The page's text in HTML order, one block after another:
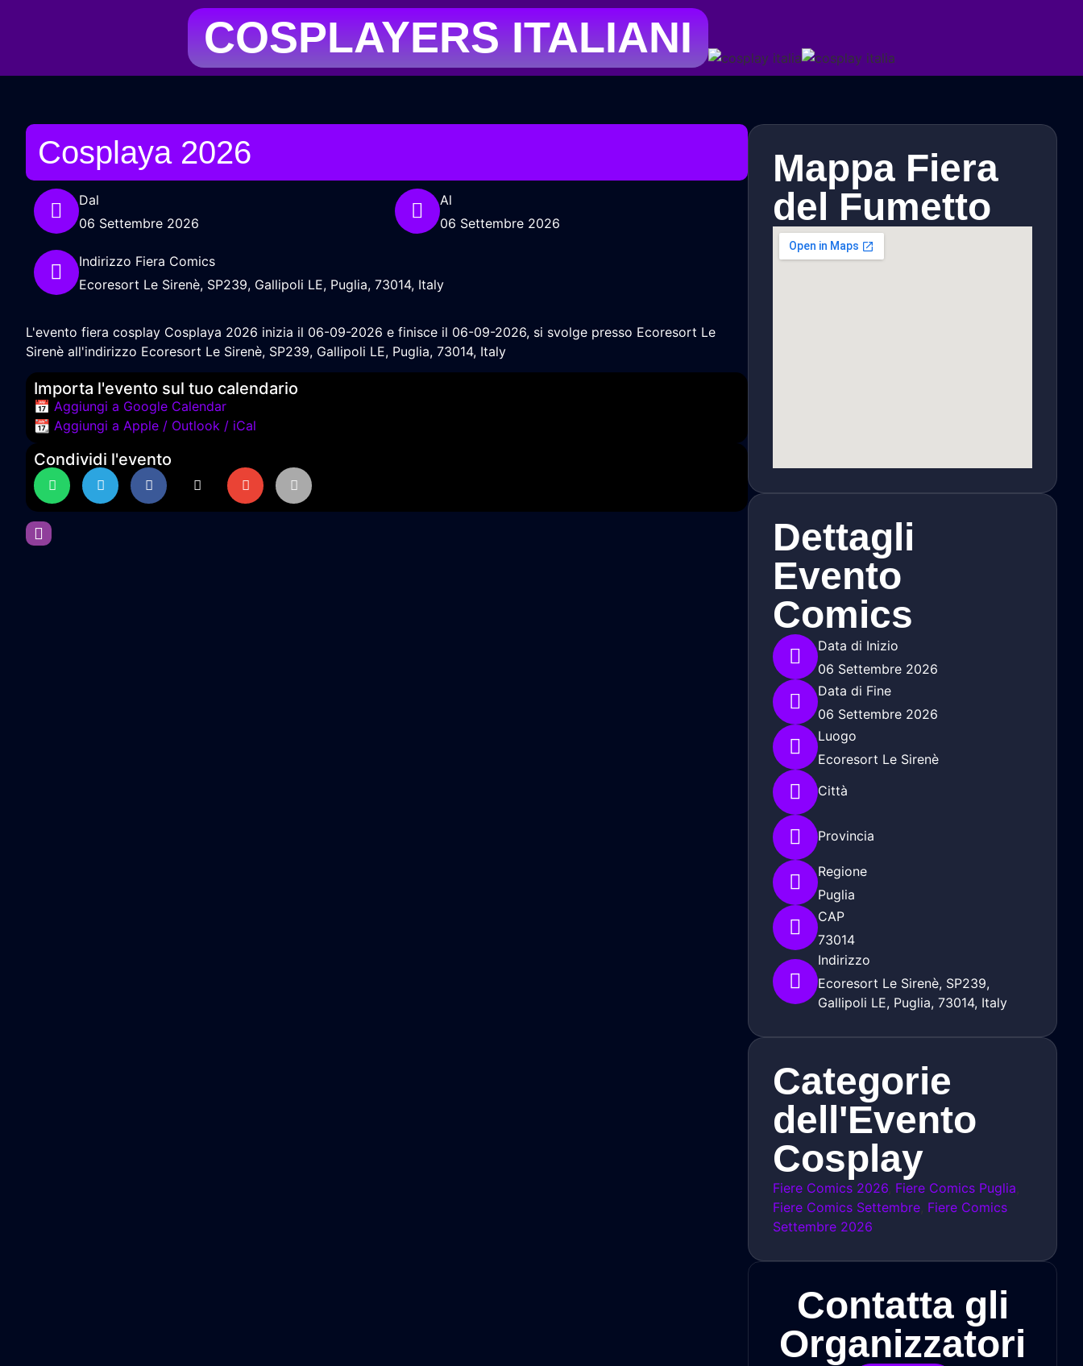
COSPLAYERS ITALIANI
Cosplaya 2026
Dal
06 Settembre 2026
Al
06 Settembre 2026
Indirizzo Fiera Comics
Ecoresort Le Sirenè, SP239, Gallipoli LE, Puglia, 73014, Italy
L'evento fiera cosplay Cosplaya 2026 inizia il 06-09-2026 e finisce il 06-09-2026, si svolge presso Ecoresort Le
Sirenè all'indirizzo Ecoresort Le Sirenè, SP239, Gallipoli LE, Puglia, 73014, Italy
Importa l'evento sul tuo calendario
📅 Aggiungi a Google Calendar
📆 Aggiungi a Apple / Outlook / iCal
Condividi l'evento
Mappa Fiera
del Fumetto
Dettagli
Evento
Comics
Data di Inizio
06 Settembre 2026
Data di Fine
06 Settembre 2026
Luogo
Ecoresort Le Sirenè
Città
Provincia
Regione
Puglia
CAP
73014
Indirizzo
Ecoresort Le Sirenè, SP239,
Gallipoli LE, Puglia, 73014, Italy
Categorie
dell'Evento
Cosplay
Fiere Comics 2026 Fiere Comics Puglia
Fiere Comics Settembre Fiere Comics
Settembre 2026
Contatta gli
Organizzatori